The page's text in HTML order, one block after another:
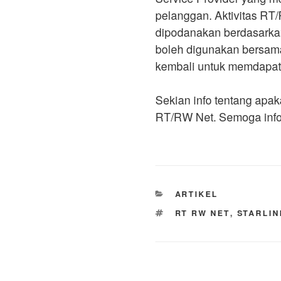
pelanggan. Aktivitas
dipodanakan
boleh digunakan
kembali untuk
Sekian info tentang
RT/RW Net. Semoga
CATEGORIES
ARTIKEL
TAGS
RT RW NET,